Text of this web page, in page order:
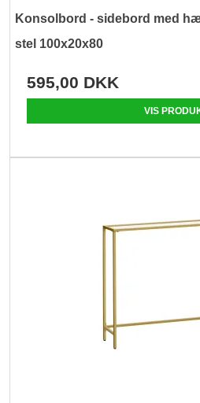
Konsolbord - sidebord med
stel 100x20x80
595,00 DKK
VIS